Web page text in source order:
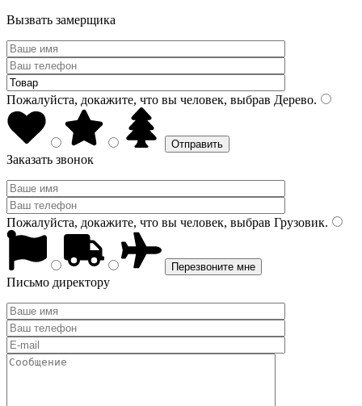
Вызвать замерщика
Пожалуйста, докажите, что вы человек, выбрав Дерево.
Заказать звонок
Пожалуйста, докажите, что вы человек, выбрав Грузовик.
Письмо директору